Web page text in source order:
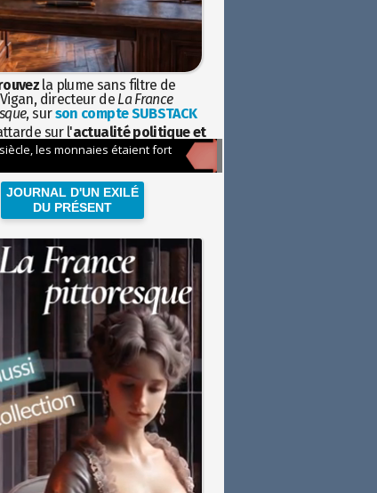
la plume sans filtre de
directeur de La France
, surson compte SUBSTACK
sur l'actualité politique et
avec la hauteur de vue de
JOURNAL D'UN EXILÉ
DU PRÉSENT